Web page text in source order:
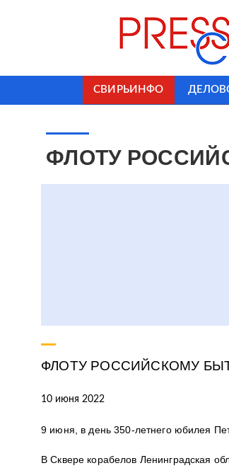
СВИРЬИНФО
ФЛОТУ
ФЛОТУ РОССИЙСКОМУ
10 июня 2022
9 июня, в день 350-летнего юбилея
В Сквере корабелов Ленинградская